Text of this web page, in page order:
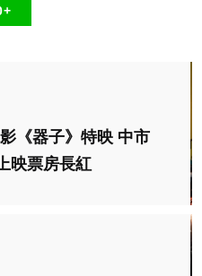
《器子》特映 中市
映票房長紅